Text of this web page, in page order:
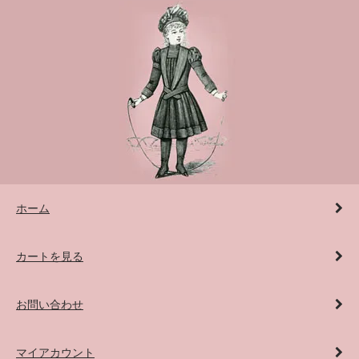
ホーム
カートを見る
お問い合わせ
マイアカウント